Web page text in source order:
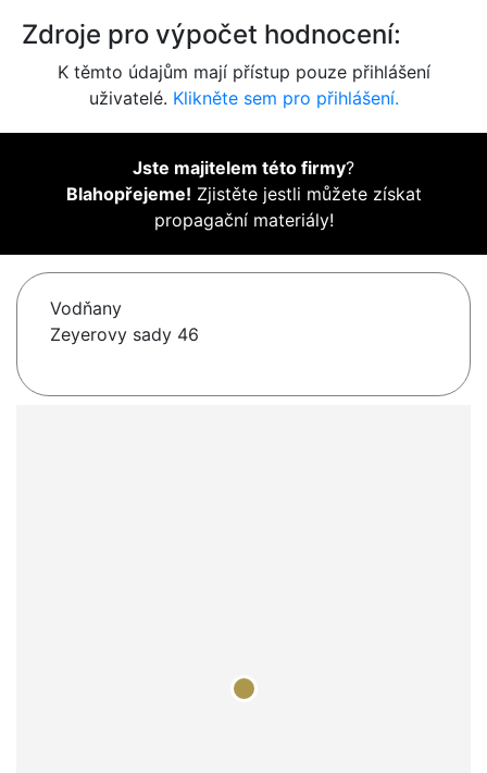
Zdroje pro výpočet hodnocení:
K těmto údajům mají přístup pouze přihlášení
uživatelé. Klikněte sem pro přihlášení.
Jste majitelem této firmy?
Blahopřejeme! Zjistěte jestli můžete získat
propagační materiály!
Vodňany
Zeyerovy sady 46